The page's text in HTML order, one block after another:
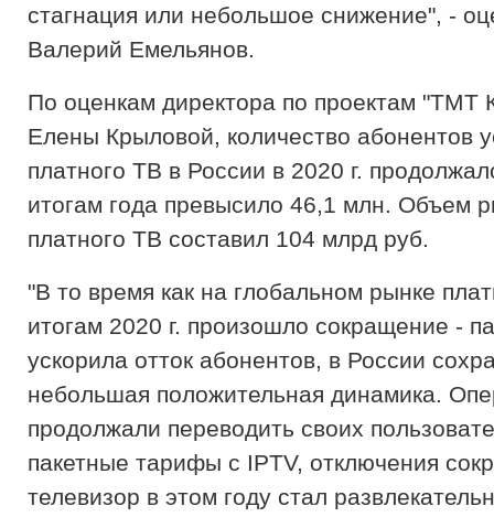
стагнация или небольшое снижение", -
Валерий Емельянов.
По оценкам директора по проектам "ТМТ
Елены Крыловой, количество абонентов
платного ТВ в России в 2020 г.
итогам года превысило 46,1 млн. Объем
платного ТВ составил 104 млрд руб.
"В то время как на глобальном рынке
итогам 2020 г. произошло сокращение -
ускорила отток абонентов, в России
небольшая положительная динамика.
продолжали переводить своих
пакетные тарифы с IPTV, отключения
телевизор в этом году стал